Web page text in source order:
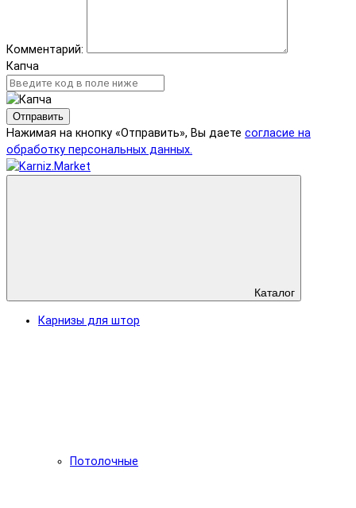
Комментарий:
Капча
Отправить
Нажимая на кнопку «Отправить», Вы даете согласие на
обработку персональных данных.
Каталог
Карнизы для штор
Потолочные